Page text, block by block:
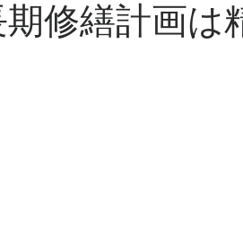
期修繕計画は